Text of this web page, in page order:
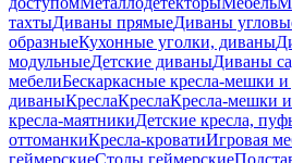
тахтыДиваны прямыеДиваны
образныеКухонные уголки, диваны
модульныеДетские диваныДиваны
мебелиБескаркасные кресла-мешки
диваныКреслаКреслаКресла-мешки
кресла-маятникиДетские кресла,
оттоманкиКресла-кроватиИгровая
геймерскиеСтолы геймерские